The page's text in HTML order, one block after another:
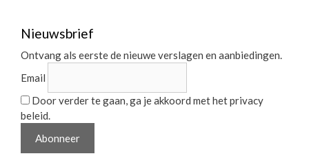
Nieuwsbrief
Ontvang als eerste de nieuwe verslagen en aanbiedingen.
Email
Door verder te gaan, ga je akkoord met het privacy
beleid.